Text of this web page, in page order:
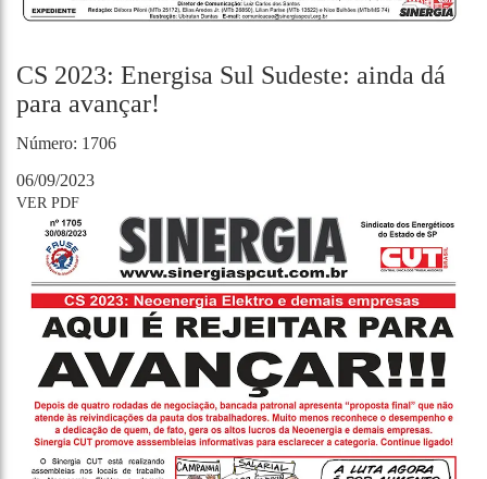
CS 2023: Energisa Sul Sudeste: ainda dá
para avançar!
Número: 1706
06/09/2023
VER PDF